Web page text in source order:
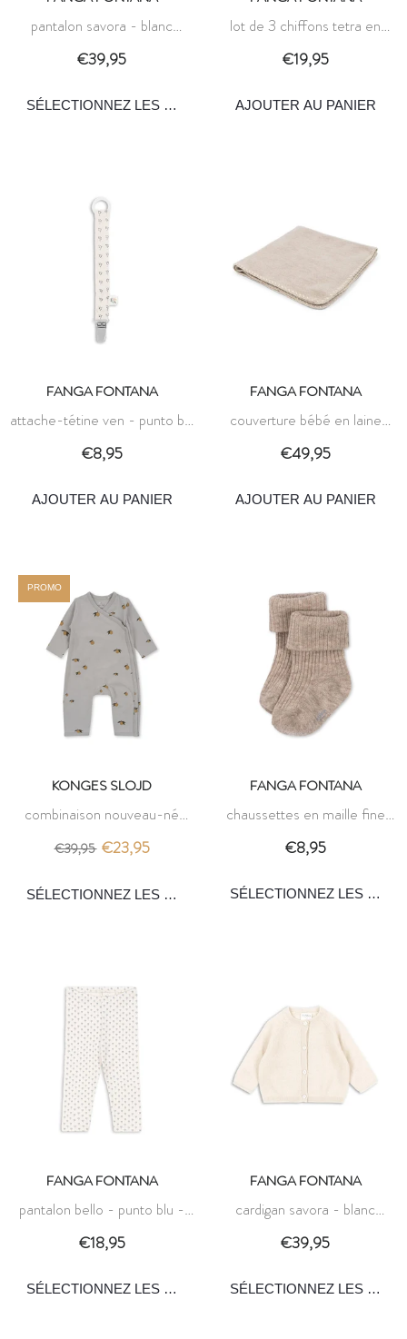
pantalon savora - blanc
antique - fanga fontana
€39,95
lot de 3 chiffons tetra en
mousseline bellini - punto blu
- fanga fontana
€19,95
AJOUTER AU PANIER
FANGA FONTANA
attache-tétine ven - punto blu
- fanga fontana
€8,95
AJOUTER AU PANIER
FANGA FONTANA
couverture bébé en laine
polaire erba - mélange avoine
- fanga fontana
€49,95
AJOUTER AU PANIER
PROMO
KONGES SLOJD
combinaison nouveau-né
manches longues - lemon
harbor - konges slojd
€39,95 €23,95
FANGA FONTANA
chaussettes en maille fine
lana - sheer bliss - fanga
fontana
€8,95
FANGA FONTANA
pantalon bello - punto blu -
fanga fontana
€18,95
FANGA FONTANA
cardigan savora - blanc
antique - fanga fontana
€39,95